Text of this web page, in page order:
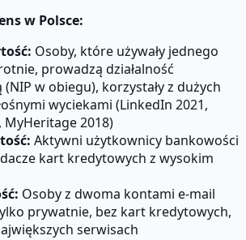
w Polsce:
Osoby, które używały jednego
prowadzą działalność
w obiegu), korzystały z dużych
wyciekami (LinkedIn 2021,
MyHeritage 2018)
Aktywni użytkownicy bankowości
kart kredytowych z wysokim
Osoby z dwoma kontami e-mail
prywatnie, bez kart kredytowych,
serwisach